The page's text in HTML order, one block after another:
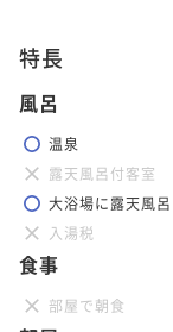
特長
風呂
温泉
露天風呂付客室
大浴場に露天風呂
入湯税
食事
部屋で朝食